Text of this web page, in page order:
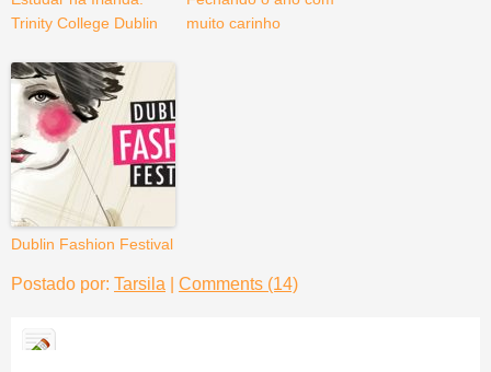
Trinity College Dublin
muito carinho
Dublin Fashion Festival
Postado por: Tarsila Comments (14)